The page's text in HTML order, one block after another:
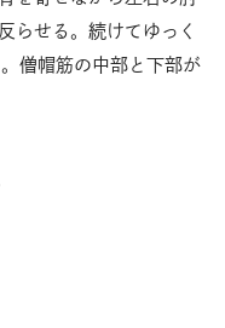
らせる。続けてゆっく
僧帽筋の中部と下部が